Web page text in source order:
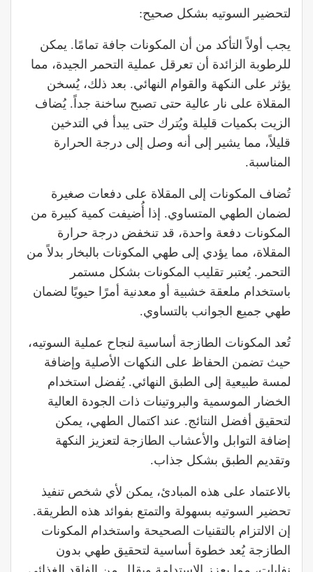
لتحضير السوتيه بشكل صحيح:
يجب أولاً التأكد من أن المكونات جافة تمامًا. يمكن
للرطوبة الزائدة أن تعرقل عملية التحمر الجيدة، مما
يؤثر على النكهة والقوام النهائي. بعد ذلك، يُسخن
المقلاة على نار عالية حتى تصبح ساخنة جداً. يُضاف
الزيت بكميات قليلة ويُترك حتى يبدأ في التدخين
قليلاً، مما يشير إلى أنه وصل إلى درجة الحرارة
المناسبة.
تُضاف المكونات إلى المقلاة على دفعات صغيرة
لضمان الطهي المتساوي. إذا أُضيفت كمية كبيرة من
المكونات دفعة واحدة، قد تنخفض درجة حرارة
المقلاة، مما يؤدي إلى طهي المكونات بالبخار بدلاً من
التحمر. يُعتبر تقليب المكونات بشكل مستمر
باستخدام ملعقة خشبية أو معدنية أمرًا حيويًا لضمان
طهي جميع الجوانب بالتساوي.
تُعد المكونات الطازجة أساسية لنجاح عملية السوتيه،
حيث تضمن الحفاظ على النكهات الأصلية وإضافة
لمسة طبيعية إلى الطبق النهائي. يُفضل استخدام
الخضار الموسمية والبروتينات ذات الجودة العالية
لتحقيق أفضل النتائج. عند اكتمال الطهي، يمكن
إضافة التوابل والأعشاب الطازجة لتعزيز النكهة
وتقديم الطبق بشكل جذاب.
بالاعتماد على هذه المبادئ، يمكن لأي شخص تنفيذ
تحضير السوتيه بسهولة والتمتع بفوائد هذه الطريقة.
إن الالتزام بالتقنيات الصحيحة واستخدام المكونات
الطازجة يُعد خطوة أساسية لتحقيق طهي بدون